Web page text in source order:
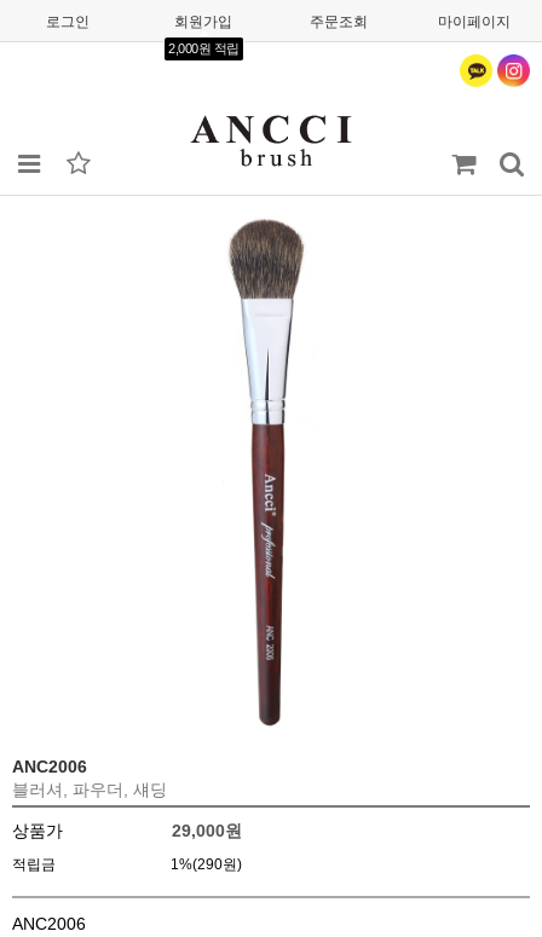
로그인 회원가입
2,000원 적립
주문조회 마이페이지
ANC2006
블러셔, 파우더, 섀딩
상품가 29,000원
적립금 1%(290원)
ANC2006